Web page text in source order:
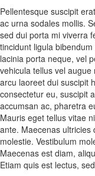
Pellentesque suscipit
ac urna sodales mollis.
sed dui porta mi viverra
tincidunt ligula
lacinia porta neque, vel
vehicula tellus vel
arcu laoreet dui suscipit
consectetur eu, suscipit
accumsan ac, pharetra
Mauris eget tellus vitae
ante. Maecenas ultricies
molestie. Vestibulum
Maecenas est diam,
Etiam quis est lectus,